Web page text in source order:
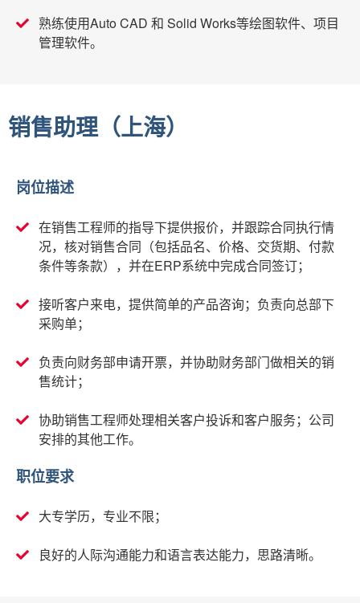
熟练使用Auto CAD 和 Solid Works等绘图软件、项目
管理软件。
销售助理（上海）
岗位描述
在销售工程师的指导下提供报价，并跟踪合同执行情
况，核对销售合同（包括品名、价格、交货期、付款
条件等条款），并在ERP系统中完成合同签订；
接听客户来电，提供简单的产品咨询；负责向总部下
采购单；
负责向财务部申请开票，并协助财务部门做相关的销
售统计；
协助销售工程师处理相关客户投诉和客户服务；公司
安排的其他工作。
职位要求
大专学历，专业不限；
良好的人际沟通能力和语言表达能力，思路清晰。